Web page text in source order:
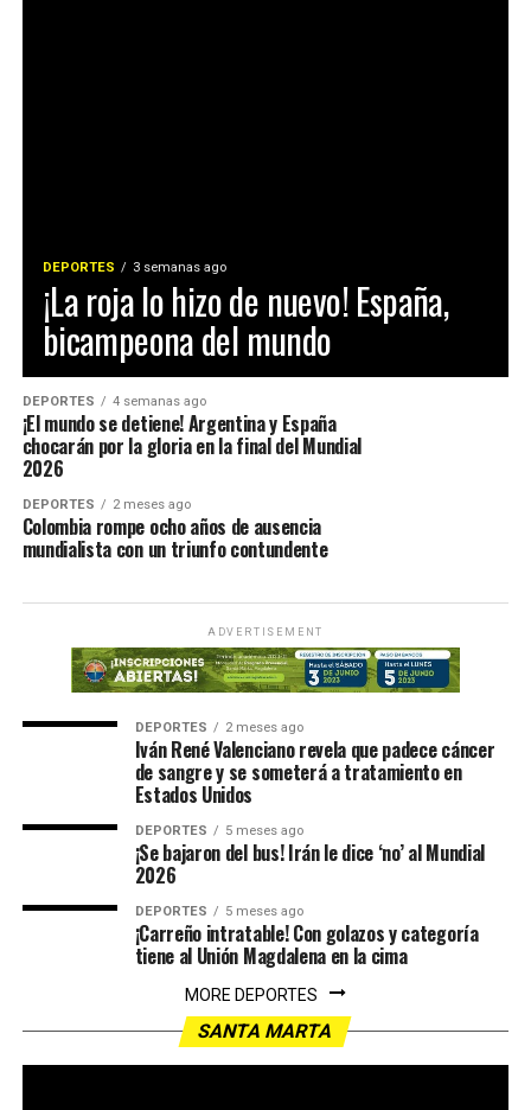
DEPORTES 3 semanas ago
¡La roja lo hizo de nuevo! España,
bicampeona del mundo
DEPORTES 4 semanas ago
¡El mundo se detiene! Argentina y España
chocarán por la gloria en la final del Mundial
2026
DEPORTES 2 meses ago
Colombia rompe ocho años de ausencia
mundialista con un triunfo contundente
ADVERTISEMENT
DEPORTES 2 meses ago
Iván René Valenciano revela que padece cáncer
de sangre y se someterá a tratamiento en
Estados Unidos
DEPORTES 5 meses ago
¡Se bajaron del bus! Irán le dice ‘no’ al Mundial
2026
DEPORTES 5 meses ago
¡Carreño intratable! Con golazos y categoría
tiene al Unión Magdalena en la cima
MORE DEPORTES
SANTA MARTA